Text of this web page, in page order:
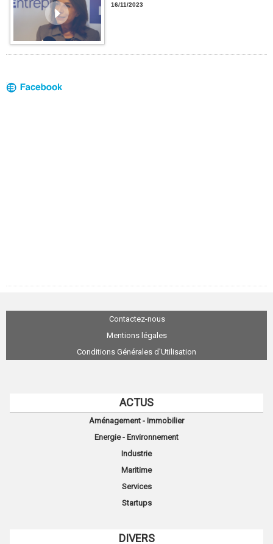
16/11/2023
Contactez-nous
Mentions légales
Conditions Générales d'Utilisation
ACTUS
Aménagement - Immobilier
Energie - Environnement
Industrie
Maritime
Services
Startups
DIVERS